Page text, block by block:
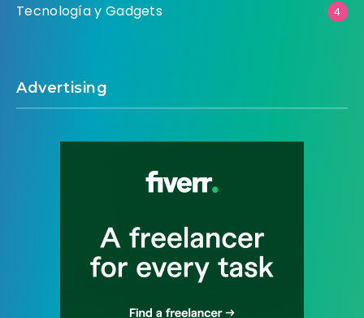
Tecnología y Gadgets 4
Advertising